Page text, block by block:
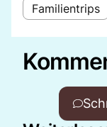
Familientrips